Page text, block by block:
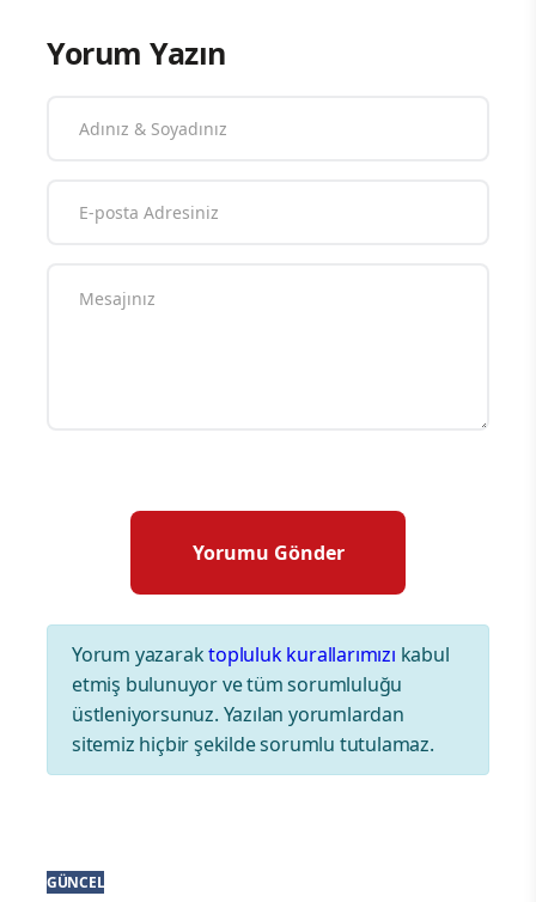
Yorum Yazın
Yorum yazaraktopluluk kurallarımızı kabul
etmiş bulunuyor ve tüm sorumluluğu
üstleniyorsunuz. Yazılan yorumlardan
sitemiz hiçbir şekilde sorumlu tutulamaz.
GÜNCEL